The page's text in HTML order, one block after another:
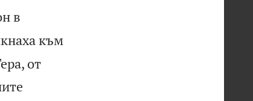
в
към
от